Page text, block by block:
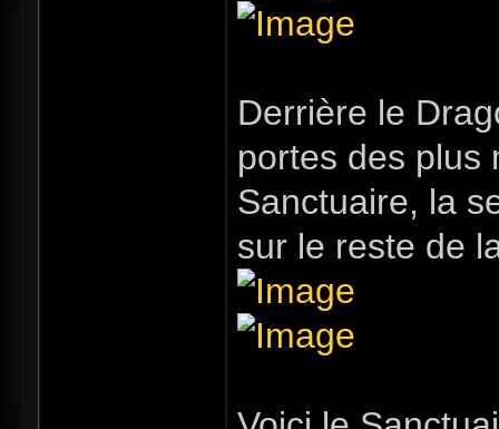
Derrière le
portes des plus
Sanctuaire, la
sur le reste de